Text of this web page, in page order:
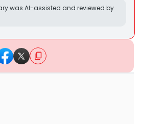
was AI-assisted and reviewed by